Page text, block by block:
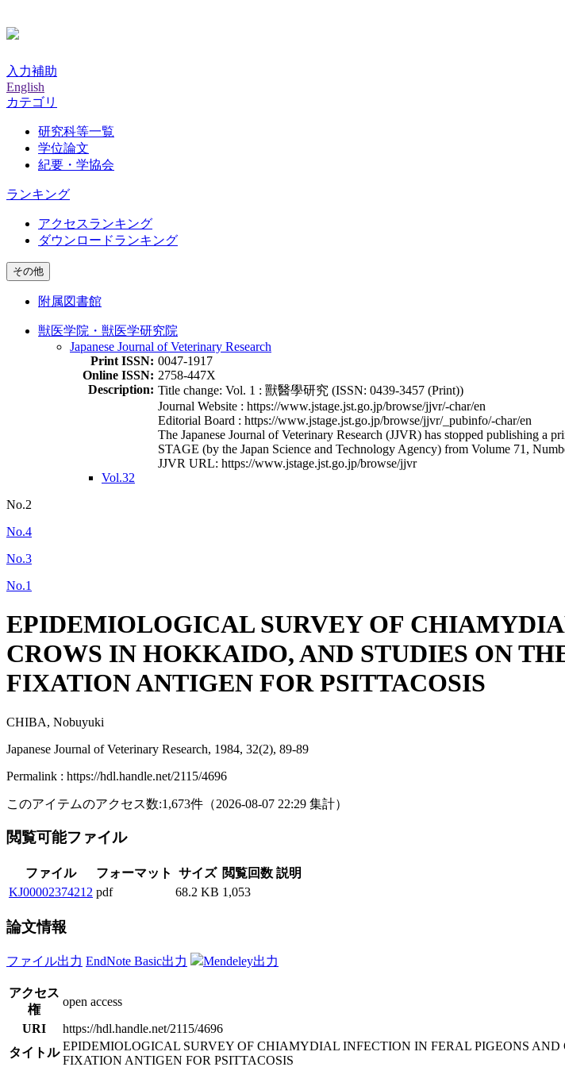
入力補助
English
カテゴリ
研究科等一覧
学位論文
紀要・学協会
ランキング
アクセスランキング
ダウンロードランキング
その他
附属図書館
獣医学院・獣医学研究院
Japanese Journal of Veterinary Research
Print ISSN: 0047-1917
Online ISSN: 2758-447X
Description: Title change: Vol. 1 : 獸醫學研究 (ISSN: 0439-3457 (Print))
Journal Website : https://www.jstage.jst.go.jp/browse/jjvr/-char/en
Editorial Board : https://www.jstage.jst.go.jp/browse/jjvr/_pubinfo/-char/en
The Japanese Journal of Veterinary Research (JJVR) has stopped publishing
STAGE (by the Japan Science and Technology Agency) from Volume 71,
JJVR URL: https://www.jstage.jst.go.jp/browse/jjvr
Vol.32
No.2
No.4
No.3
No.1
EPIDEMIOLOGICAL SURVEY OF
CROWS IN HOKKAIDO, AND STUDIES ON
FIXATION ANTIGEN FOR PSITTACOSIS
CHIBA, Nobuyuki
Japanese Journal of Veterinary Research, 1984, 32(2), 89-89
Permalink : https://hdl.handle.net/2115/4696
このアイテムのアクセス数:1,673件 （2026-08-07 22:29 集計）
閲覧可能ファイル
ファイル フォーマット サイズ 閲覧回数 説明
KJ00002374212 pdf 68.2 KB 1,053
論文情報
ファイル出力 EndNote Basic出力 Mendeley出力
アクセス
権
open access
URI
https://hdl.handle.net/2115/4696
タイトル EPIDEMIOLOGICAL SURVEY OF CHIAMYDIAL INFECTION IN FERAL PIGEONS
FIXATION ANTIGEN FOR PSITTACOSIS